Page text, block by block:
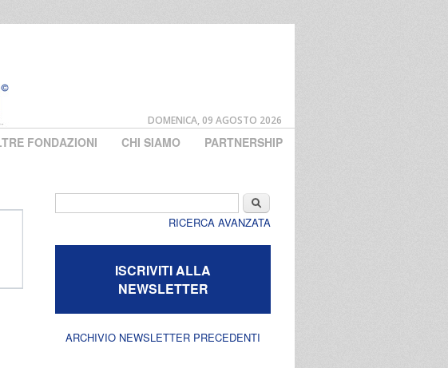
DOMENICA, 09 AGOSTO 2026
FONDAZIONI CHI SIAMO PARTNERSHIP
Cerca
RICERCA AVANZATA
ISCRIVITI ALLA
NEWSLETTER
ARCHIVIO NEWSLETTER PRECEDENTI